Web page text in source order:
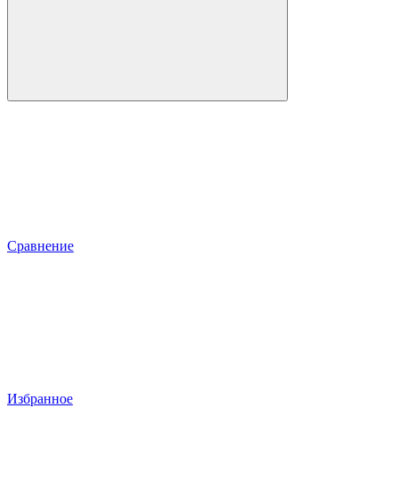
Сравнение
Избранное